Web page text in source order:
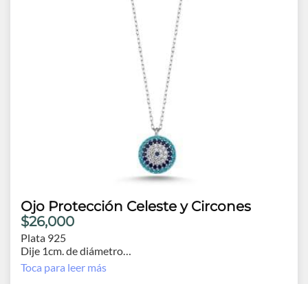
Ojo Protección Celeste y Circones
$26,000
Plata 925
Dije 1cm. de diámetro
Cadena 42cm.
Origen Turquía
Toca para leer más